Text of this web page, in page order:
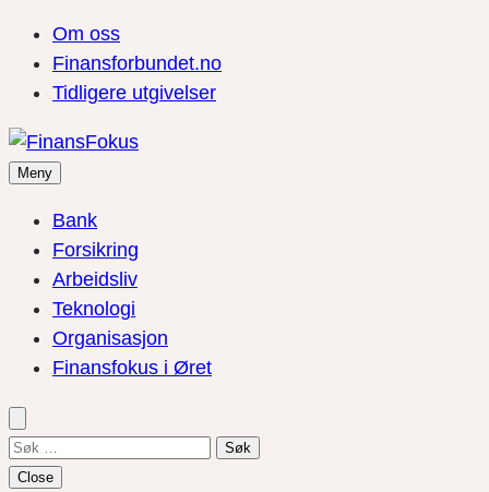
Om oss
Finansforbundet.no
Tidligere utgivelser
Meny
Bank
Forsikring
Arbeidsliv
Teknologi
Organisasjon
Finansfokus i Øret
Søk
etter:
Close